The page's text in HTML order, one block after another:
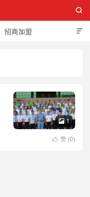

招商加盟

 1
 赞 (0)